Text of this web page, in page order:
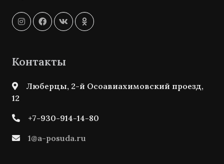
Контакты
Люберцы, 2-й Осоавиахимовский проезд,
12
+7-930-914-14-80
1@a-posuda.ru